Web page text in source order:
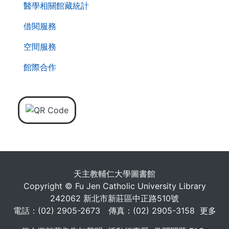
醫學相關館藏統計
借閱服務
空間服務
館際合作
天主教輔仁大學圖書館
Copyright © Fu Jen Catholic University Library
242062 新北市新莊區中正路510號
電話：(02) 2905-2673 傳真：(02) 2905-3158 更多